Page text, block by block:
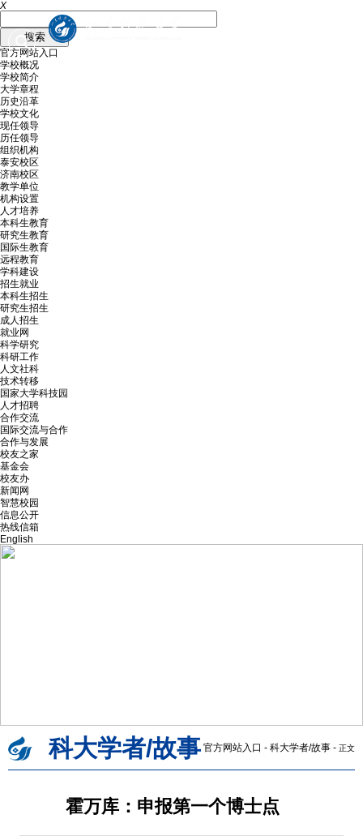
X
官方网站入口
学校概况
学校简介
大学章程
历史沿革
学校文化
现任领导
历任领导
组织机构
泰安校区
济南校区
教学单位
机构设置
人才培养
本科生教育
研究生教育
国际生教育
远程教育
学科建设
招生就业
本科生招生
研究生招生
成人招生
就业网
科学研究
科研工作
人文社科
技术转移
国家大学科技园
人才招聘
合作交流
国际交流与合作
合作与发展
校友之家
基金会
校友办
新闻网
智慧校园
信息公开
热线信箱
English
科大学者/故事 官方网站入口 - 科大学者/故事 - 正文
霍万库：申报第一个博士点